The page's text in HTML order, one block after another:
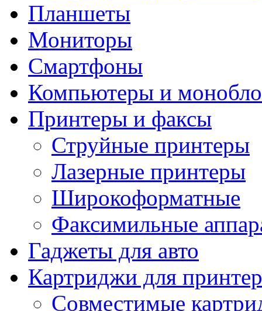
Планшеты
Мониторы
Смартфоны
Компьютеры и
Принтеры и факсы
Струйные принтеры
Лазерные принтеры
Широкоформатные
Факсимильные
Гаджеты для авто
Картриджи для
Совместимые